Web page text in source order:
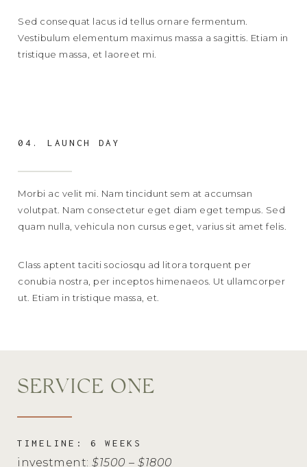
Sed consequat lacus id tellus ornare fermentum.
Vestibulum elementum maximus massa a sagittis. Etiam in
tristique massa, et laoreet mi.
04. LAUNCH DAY
Morbi ac velit mi. Nam tincidunt sem at accumsan
volutpat. Nam consectetur eget diam eget tempus. Sed
quam nulla, vehicula non cursus eget, varius sit amet felis.
Class aptent taciti sociosqu ad litora torquent per
conubia nostra, per inceptos himenaeos. Ut ullamcorper
ut. Etiam in tristique massa, et.
SERVICE ONE
TIMELINE: 6 WEEKS
investment: $1500 – $1800